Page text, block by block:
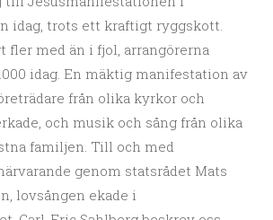
idag, trots ett kraftigt ryggskott.
fler med än i fjol, arrangörerna
idag. En mäktig manifestation av
från olika kyrkor och
och musik och sång från olika
familjen. Till och med
genom statsrådet Mats
lovsången ekade i